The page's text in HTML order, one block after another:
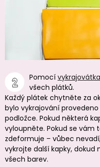
Pomocí vykrajovátka
všech plátků.
Každý plátek chytněte za
bylo vykrajování
podložce. Pokud některá
vyloupněte. Pokud se vám
zdeformuje – vůbec
vykrojte další kapky,
všech barev.